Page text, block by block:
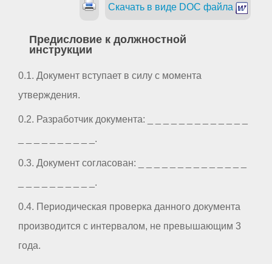
Скачать в виде DOC файла
Предисловие к должностной
инструкции
0.1. Документ вступает в силу с момента
утверждения.
0.2. Разработчик документа: _ _ _ _ _ _ _ _ _ _ _ _ _
_ _ _ _ _ _ _ _ _ _.
0.3. Документ согласован: _ _ _ _ _ _ _ _ _ _ _ _ _ _
_ _ _ _ _ _ _ _ _ _.
0.4. Периодическая проверка данного документа
производится с интервалом, не превышающим 3
года.